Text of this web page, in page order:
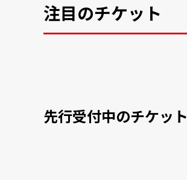
注目のチケット
先行受付中のチケット